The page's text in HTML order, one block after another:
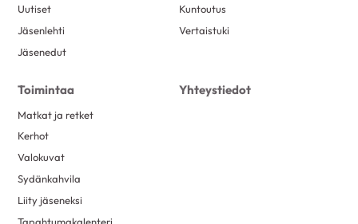
Uutiset
Jäsenlehti
Jäsenedut
Kuntoutus
Vertaistuki
Toimintaa
Matkat ja retket
Kerhot
Valokuvat
Sydänkahvila
Liity jäseneksi
Yhteystiedot